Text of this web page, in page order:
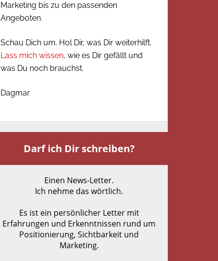
Marketing bis zu den passenden
Angeboten.
Schau Dich um. Hol Dir, was Dir weiterhilft.
Lass mich wissen, wie es Dir gefällt und
was Du noch brauchst.
Dagmar
Darf ich Dir schreiben?
Einen News-Letter.
Ich nehme das wörtlich.
Es ist ein persönlicher Letter mit
Erfahrungen und Erkenntnissen rund um
Positionierung, Sichtbarkeit und
Marketing.